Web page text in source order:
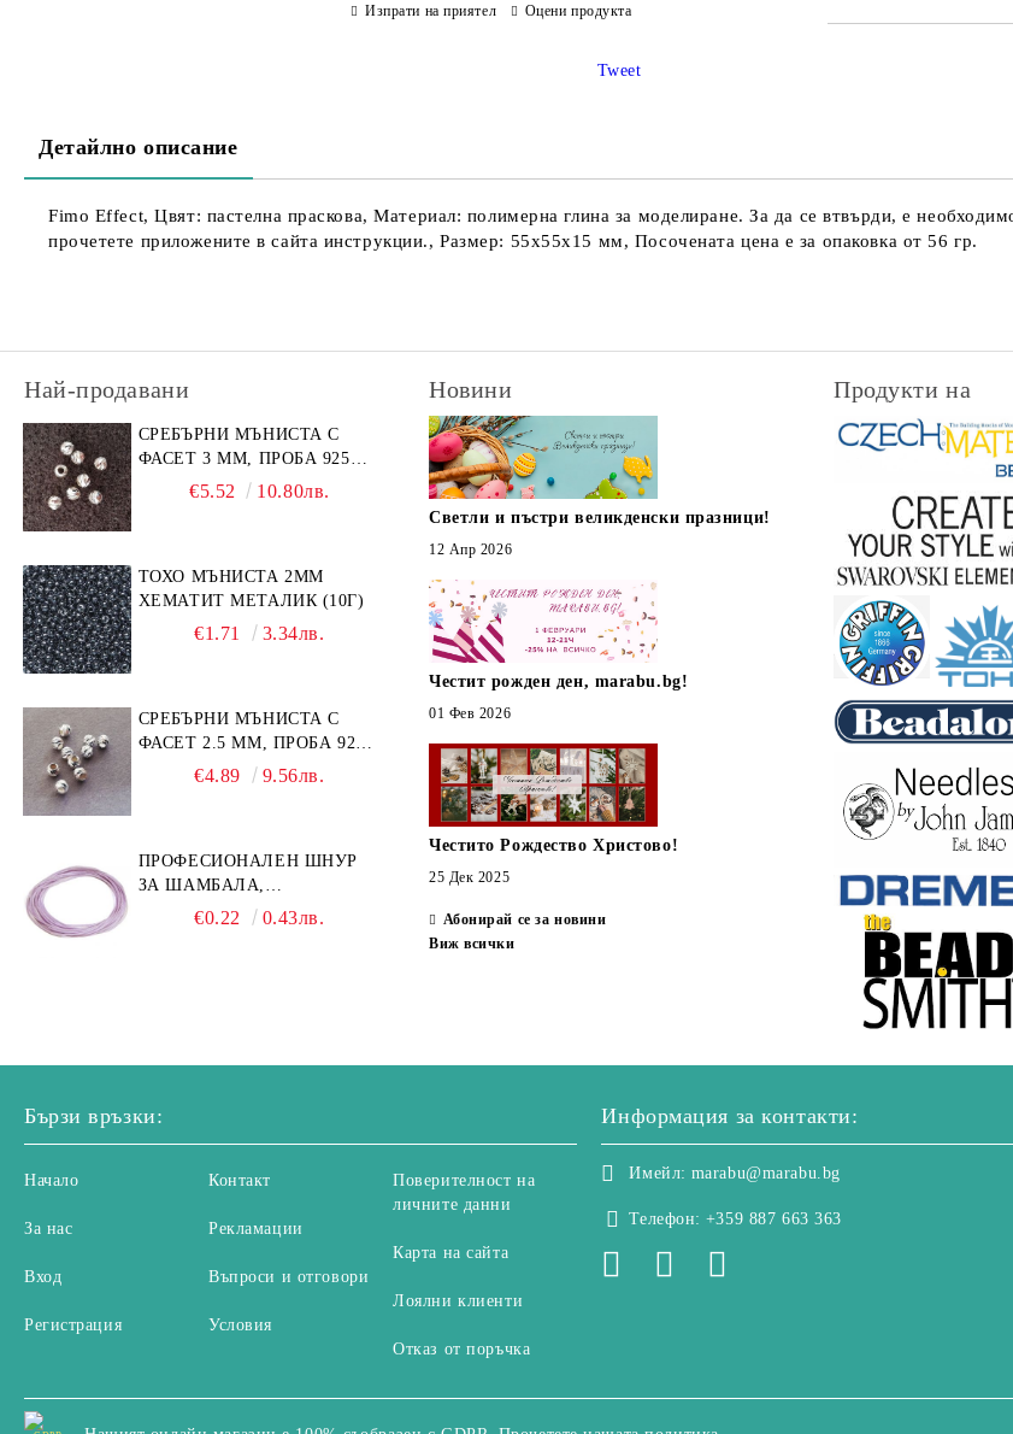
Изпрати на приятел Оцени продукта
Tweet
Детайлно описание
Fimo Effect, Цвят: пастелна праскова, Материал: полимерна глина за моделиране. За да се втвърди, е
прочетете приложените в сайта инструкции., Размер: 55х55х15 мм, Посочената цена е за опаковка от 56 гр.
Най-продавани
СРЕБЪРНИ МЪНИСТА С
ФАСЕТ 3 ММ, ПРОБА 925
(10БР)€5.52 10.80лв.
ТОХО МЪНИСТА 2ММ
ХЕМАТИТ МЕТАЛИК (10Г)
€1.71 3.34лв.
СРЕБЪРНИ МЪНИСТА С
ФАСЕТ 2.5 ММ, ПРОБА 925
€4.89 9.56лв.
ПРОФЕСИОНАЛЕН ШНУР
ЗА ШАМБАЛА,
МИКРОМАКРАМЕ И
€0.22 0.43лв.
Новини
Светли и пъстри великденски празници!
12 Апр 2026
Честит рожден ден, marabu.bg!
01 Фев 2026
Честито Рождество Христово!
25 Дек 2025
Абонирай се за новини
Виж всички
Продукти на
Бързи връзки:
Начало
За нас
Вход
Регистрация
Контакт
Рекламации
Въпроси и отговори
Условия
Поверителност на
личните данни
Карта на сайта
Лоялни клиенти
Отказ от поръчка
Информация за контакти:
Имейл: marabu@marabu.bg
Телефон: +359 887 663 363